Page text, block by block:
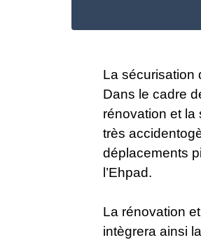
La sécurisation
Dans le cadre
rénovation et la
très
déplacements
l’Ehpad.
La rénovation
intègrera ainsi